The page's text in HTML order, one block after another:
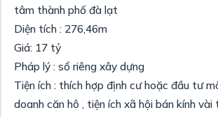
tâm thành phố đà lạt
Diện tích : 276,46m
Giá: 17 tỷ
Pháp lý : sổ riêng xây dựng
Tiện ích : thích hợp định cư hoặc đầu tư
doanh căn hô , tiện ích xã hội bán kính